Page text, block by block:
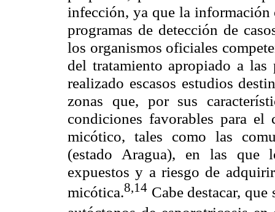
infección, ya que la
programas de detección de
los organismos oficiales
del tratamiento apropiado a las
realizado escasos estudios
zonas que, por sus
condiciones favorables para
micótico, tales como las
(estado Aragua), en las que
expuestos y a riesgo de
micótica.8,14 Cabe destacar,